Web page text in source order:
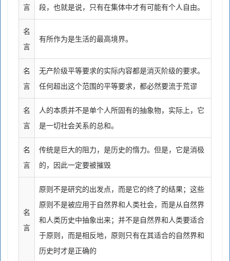
言
段，也就是说，只有在集体中才有可能有个人自由。
名
言
有所作为是生活的最高境界。
名
言
无产阶级平等要求的实际内容都是消灭阶级的要求。
任何超出这个范围的平等要求，都必然要流于荒谬
名
言
人的本质并不是单个人所固有的抽象物，实际上，它
是一切社会关系的总和。
名
言
传统是巨大的阻力，是历史的惰力。但是，它是消极
的，因此一定要被摧毁
名
言
原则不是研究的出发点，而是它的终了的结果；这些
原则不是被应用于自然界和人类社会，而是从自然界
和人类历史中抽象出来；并不是自然界和人类要适合
于原则，而是相反地，原则只有在其适合的自然界和
历史时才是正确的